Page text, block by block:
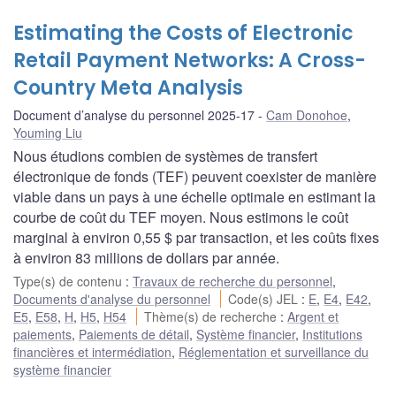
Estimating the Costs of Electronic
Retail Payment Networks: A Cross-
Country Meta Analysis
Document d’analyse du personnel 2025-17 Cam Donohoe,
Youming Liu
Nous étudions combien de systèmes de transfert
électronique de fonds (TEF) peuvent coexister de manière
viable dans un pays à une échelle optimale en estimant la
courbe de coût du TEF moyen. Nous estimons le coût
marginal à environ 0,55 $ par transaction, et les coûts fixes
à environ 83 millions de dollars par année.
Type(s) de contenu : Travaux de recherche du personnel,
Documents d'analyse du personnel
Code(s) JEL : E, E4, E42,
E5, E58, H, H5, H54 Thème(s) de recherche :Argent et
paiements, Paiements de détail, Système financier, Institutions
financières et intermédiation, Réglementation et surveillance du
système financier